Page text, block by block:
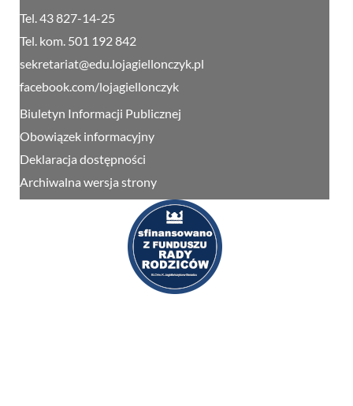
Tel. 43 827-14-25
Tel. kom. 501 192 842
sekretariat@edu.lojagiellonczyk.pl
facebook.com/lojagiellonczyk
Biuletyn Informacji Publicznej
Obowiązek informacyjny
Deklaracja dostępności
Archiwalna wersja strony